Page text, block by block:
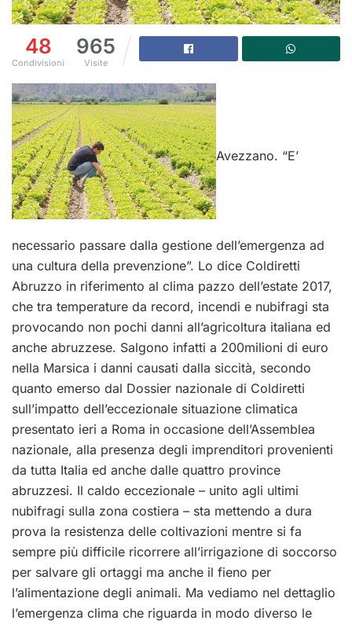
48
Condivisioni
965
Visite
Avezzano. “E’
necessario passare dalla gestione dell’emergenza ad
una cultura della prevenzione”. Lo dice Coldiretti
Abruzzo in riferimento al clima pazzo dell’estate 2017,
che tra temperature da record, incendi e nubifragi sta
provocando non pochi danni all’agricoltura italiana ed
anche abruzzese. Salgono infatti a 200milioni di euro
nella Marsica i danni causati dalla siccità, secondo
quanto emerso dal Dossier nazionale di Coldiretti
sull’impatto dell’eccezionale situazione climatica
presentato ieri a Roma in occasione dell’Assemblea
nazionale, alla presenza degli imprenditori provenienti
da tutta Italia ed anche dalle quattro province
abruzzesi. Il caldo eccezionale – unito agli ultimi
nubifragi sulla zona costiera – sta mettendo a dura
prova la resistenza delle coltivazioni mentre si fa
sempre più difficile ricorrere all’irrigazione di soccorso
per salvare gli ortaggi ma anche il fieno per
l’alimentazione degli animali. Ma vediamo nel dettaglio
l’emergenza clima che riguarda in modo diverso le